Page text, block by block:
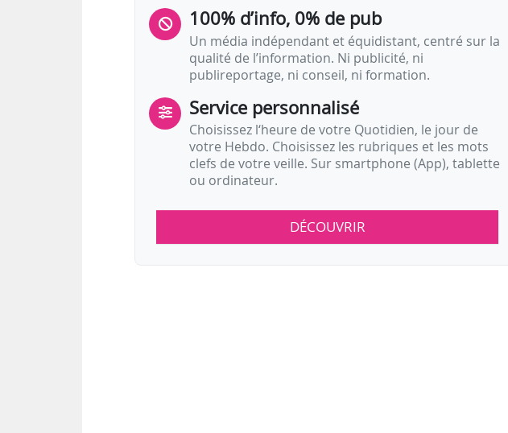
100% d’info, 0% de pub
Un média indépendant et équidistant, centré sur la
qualité de l’information. Ni publicité, ni
publireportage, ni conseil, ni formation.
Service personnalisé
Choisissez l‘heure de votre Quotidien, le jour de
votre Hebdo. Choisissez les rubriques et les mots
clefs de votre veille. Sur smartphone (App), tablette
ou ordinateur.
DÉCOUVRIR